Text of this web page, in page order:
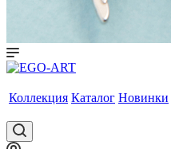
Коллекция Каталог Новинки